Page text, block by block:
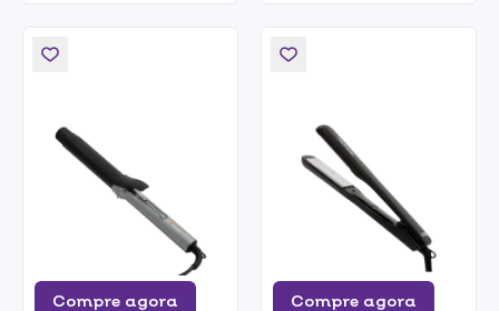
Compre agora Compre agora